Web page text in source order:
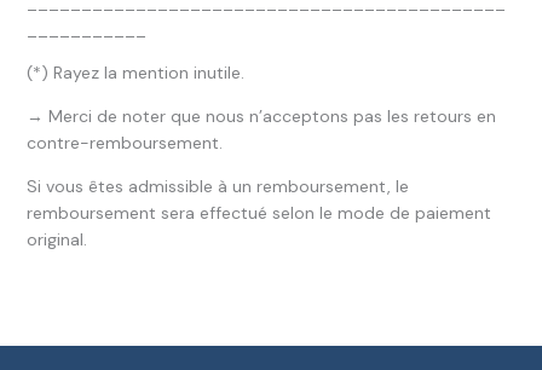
(*) Rayez la mention inutile.
→ Merci de noter que nous n’acceptons pas les retours en
contre-remboursement.
Si vous êtes admissible à un remboursement, le
remboursement sera effectué selon le mode de paiement
original.